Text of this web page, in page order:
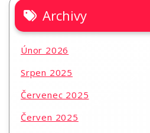
Archivy
Únor 2026
Srpen 2025
Červenec 2025
Červen 2025